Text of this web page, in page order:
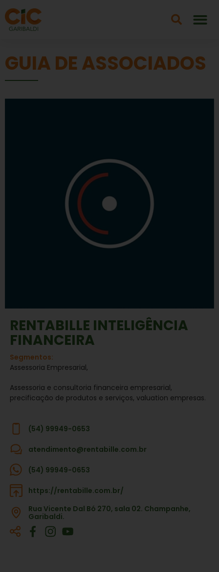
GUIA DE ASSOCIADOS
RENTABILLE INTELIGÊNCIA
FINANCEIRA
Segmentos:
Assessoria Empresarial,
Assessoria e consultoria financeira empresarial,
precificação de produtos e serviços, valuation empresas.
(54) 99949-0653
atendimento@rentabille.com.br
(54) 99949-0653
https://rentabille.com.br/
Rua Vicente Dal Bó 270, sala 02. Champanhe,
Garibaldi.